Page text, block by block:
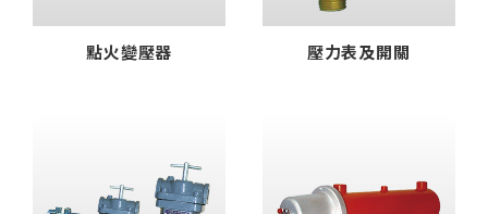
點火變壓器 壓力表及開關